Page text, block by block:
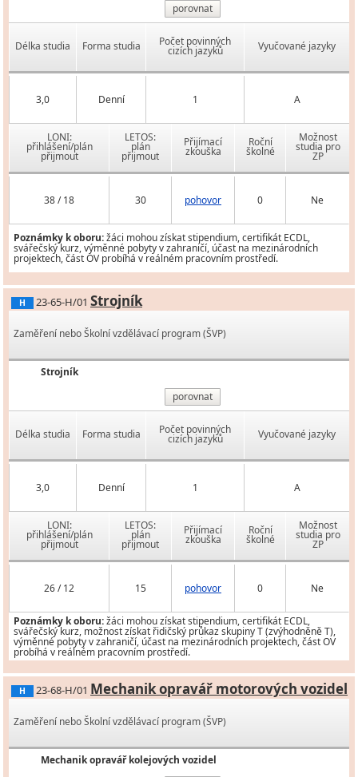
porovnat
Délka studia Forma studia Počet povinných
cizích jazyků Vyučované jazyky
3,0 Denní 1 A
LONI:
přihlášení/plán
přijmout
LETOS:
plán
přijmout
Přijímací
zkouška
Roční
školné
Možnost
studia pro
ZP
38 / 18 30 pohovor 0 Ne
Poznámky k oboru:žáci mohou získat stipendium, certifikát ECDL,
svářečský kurz, výměnné pobyty v zahraničí, účast na mezinárodních
projektech, část OV probíhá v reálném pracovním prostředí.
H 23-65-H/01 Strojník
Zaměření nebo Školní vzdělávací program (ŠVP)
Strojník
porovnat
Délka studia Forma studia Počet povinných
cizích jazyků Vyučované jazyky
3,0 Denní 1 A
LONI:
přihlášení/plán
přijmout
LETOS:
plán
přijmout
Přijímací
zkouška
Roční
školné
Možnost
studia pro
ZP
26 / 12 15 pohovor 0 Ne
Poznámky k oboru:žáci mohou získat stipendium, certifikát ECDL,
svářečský kurz, možnost získat řidičský průkaz skupiny T (zvýhodněně T),
výměnné pobyty v zahraničí, účast na mezinárodních projektech, část OV
probíhá v reálném pracovním prostředí.
H 23-68-H/01 Mechanik opravář motorových vozidel
Zaměření nebo Školní vzdělávací program (ŠVP)
Mechanik opravář kolejových vozidel